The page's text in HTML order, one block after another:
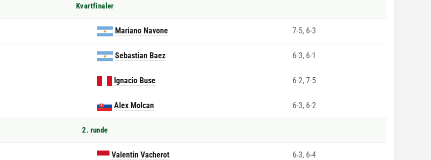
Kvartfinaler
Mariano Navone 7-5, 6-3
Sebastian Baez 6-3, 6-1
Ignacio Buse 6-2, 7-5
Alex Molcan 6-3, 6-2
2. runde
Valentin Vacherot 6-3, 6-4